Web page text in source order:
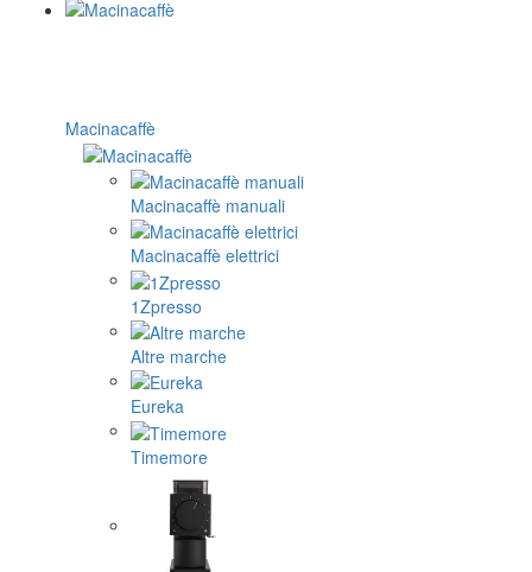
Macinacaffè
Macinacaffè manuali
Macinacaffè elettrici
1Zpresso
Altre marche
Eureka
Timemore